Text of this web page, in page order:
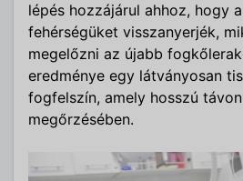
lépés hozzájárul ahhoz, hogy
fehérségüket visszanyerjék,
megelőzni az újabb
eredménye egy látványosan
fogfelszín, amely hosszú
megőrzésében.